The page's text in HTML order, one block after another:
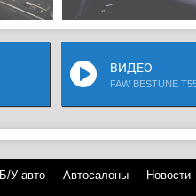
ВИДЕО
FAW BESTUNE
Б/У авто Автосалоны Новости